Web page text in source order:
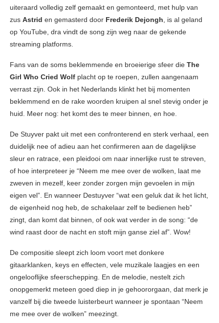
uiteraard volledig zelf gemaakt en gemonteerd, met hulp van
zus Astrid en gemasterd door Frederik Dejongh, is al geland
op YouTube, dra vindt de song zijn weg naar de gekende
streaming platforms.
Fans van de soms beklemmende en broeierige sfeer die The
Girl Who Cried Wolf placht op te roepen, zullen aangenaam
verrast zijn. Ook in het Nederlands klinkt het bij momenten
beklemmend en de rake woorden kruipen al snel stevig onder je
huid. Meer nog: het komt des te meer binnen, en hoe.
De Stuyver pakt uit met een confronterend en sterk verhaal, een
duidelijk nee of adieu aan het confirmeren aan de dagelijkse
sleur en ratrace, een pleidooi om naar innerlijke rust te streven,
of hoe interpreteer je “Neem me mee over de wolken, laat me
zweven in mezelf, keer zonder zorgen mijn gevoelen in mijn
eigen vel”. En wanneer Destuyver “wat een geluk dat ik het licht,
de eigenheid nog heb, de schakelaar zelf te bedienen heb”
zingt, dan komt dat binnen, of ook wat verder in de song: “de
wind raast door de nacht en stoft mijn ganse ziel af”. Wow!
De compositie sleept zich loom voort met donkere
gitaarklanken, keys en effecten, vele muzikale laagjes en een
ongelooflijke sfeerschepping. En de melodie, nestelt zich
onopgemerkt meteen goed diep in je gehoororgaan, dat merk je
vanzelf bij die tweede luisterbeurt wanneer je spontaan “Neem
me mee over de wolken” meezingt.